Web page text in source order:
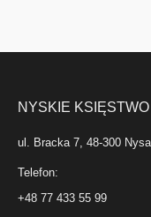
NYSKIE
ul. Bracka 7, 48-300 Nysa
Telefon:
+48 77 433 55 99